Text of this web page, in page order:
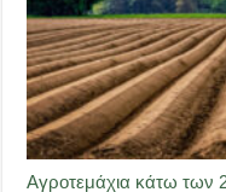
Αγροτεμάχια κάτω των